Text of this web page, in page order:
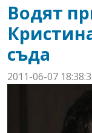
Водят
съда
2011-06-07